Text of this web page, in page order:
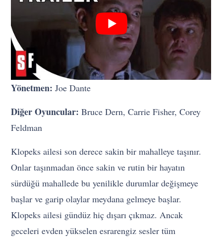
Yönetmen: Joe Dante
Diğer Oyuncular: Bruce Dern, Carrie Fisher, Corey
Feldman
Klopeks ailesi son derece sakin bir mahalleye taşınır.
Onlar taşınmadan önce sakin ve rutin bir hayatın
sürdüğü mahallede bu yenilikle durumlar değişmeye
başlar ve garip olaylar meydana gelmeye başlar.
Klopeks ailesi gündüz hiç dışarı çıkmaz. Ancak
geceleri evden yükselen esrarengiz sesler tüm